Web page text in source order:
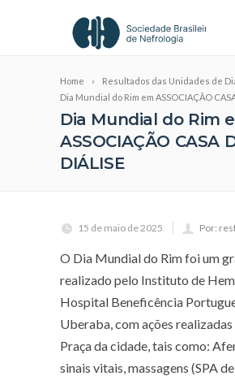
Home
Resultados das Unidades de
Dia Mundial do Rim em ASSOCIAÇÃO
Dia Mundial do Rim
ASSOCIAÇÃO CASA
DIÁLISE
15 de maio de 2025 Por:
O Dia Mundial do Rim foi um
realizado pelo Instituto de
Hospital Beneficência
Uberaba, com ações realizadas
Praça da cidade, tais como:
sinais vitais, massagens (SPA